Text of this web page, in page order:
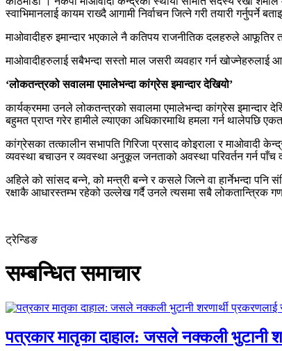
स्वाभिमानलाई कायम राख्दै आगामी निर्वाचन जित्ने गरी तयारी गर्नुपर्ने
माओवादीहरु इमान्दार भएकाले नै कतिपय राजनीतिक दलहरुले आफूतिर
माओवादीहरुलाई सबैभन्दा सस्तो माल जसरी व्यवहार गर्न खोज्नेहरुलाई
‘लोकतन्त्रको सवालमा एमालेभन्दा कांग्रेस इमान्दार देखियो’
कार्यक्रममा उनले लोकतन्त्रको सवालमा एमालेभन्दा कांग्रेस
बहुमत प्राप्त गरेर हामीले ल्याएका अधिकारमाथि हमला गर्न थालेपछि
कांग्रेसका तत्कालीन सभापति गिरिजा प्रसाद कोइराला र माओवादी
व्यवस्था बचाउन र व्यवस्था अनुकूल जनताको अवस्था परिवर्तन गर्न
अहिले को सांसद बन्ने, को मन्त्री बन्ने र कसले जित्ने वा हार्नेभन्दा
रक्षाकै आधारस्तम्भ रहेको उल्लेख गर्दै उनले त्यसमा सबै लोकतान्त्रिक
ट्रेन्डिङ
सम्बन्धित समाचार
पत्रकार मातृका दाहाल: जसले नक्कली भुटानी